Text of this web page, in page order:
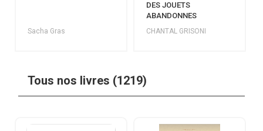
Sacha Gras
DES JOUETS
ABANDONNES
CHANTAL GRISONI
Tous nos livres (1219)